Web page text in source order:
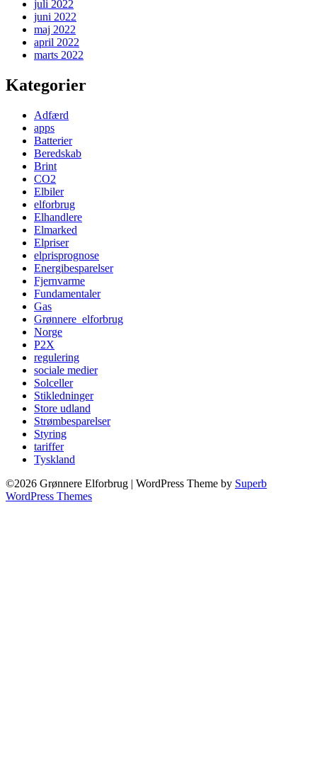
juli 2022
juni 2022
maj 2022
april 2022
marts 2022
Kategorier
Adfærd
apps
Batterier
Beredskab
Brint
CO2
Elbiler
elforbrug
Elhandlere
Elmarked
Elpriser
elprisprognose
Energibesparelser
Fjernvarme
Fundamentaler
Gas
Grønnere_elforbrug
Norge
P2X
regulering
sociale medier
Solceller
Stikledninger
Store udland
Strømbesparelser
Styring
tariffer
Tyskland
©2026 Grønnere Elforbrug | WordPress Theme by Superb
WordPress Themes